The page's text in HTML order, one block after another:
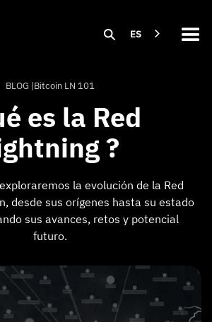
ES
BLOG |Bitcoin LN 101
es la Red
?
la evolución de la Red
desde sus orígenes hasta su estado
sus avances, retos y potencial
futuro.